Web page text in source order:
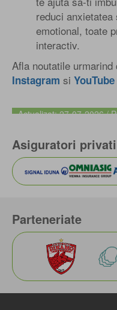
reduci
emotional, toate
interactiv.
Afla noutatile urmarind
Instagram si YouTube
Actualizat: 27-07-2026 /
Asiguratori privati
Parteneriate